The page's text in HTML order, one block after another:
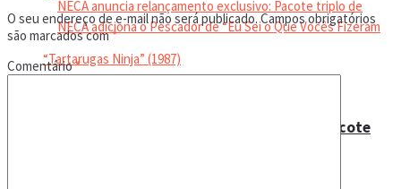
NECA anuncia relançamento exclusivo: Pacote
O seu endereço de e-mail não será publicado. Campos obrigatórios
são marcados com*
Comentário*